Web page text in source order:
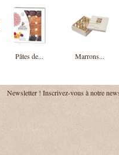
Pâtes de... Marrons...
Newsletter ! Inscrivez-vous à notre